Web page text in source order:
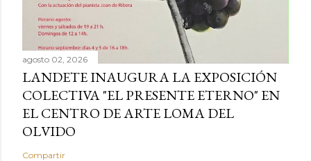
agosto 02, 2026
LANDETE INAUGURA LA EXPOSICIÓN
COLECTIVA "EL PRESENTE ETERNO" EN
EL CENTRO DE ARTE LOMA DEL
OLVIDO
Compartir